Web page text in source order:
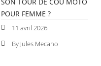
POUR FEMME ?
11 avril 2026
By Jules Mecano